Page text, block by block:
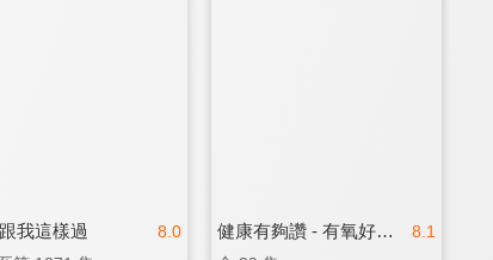
8.0
我這樣過 8.1
健康有夠讚 - 有氧好運動